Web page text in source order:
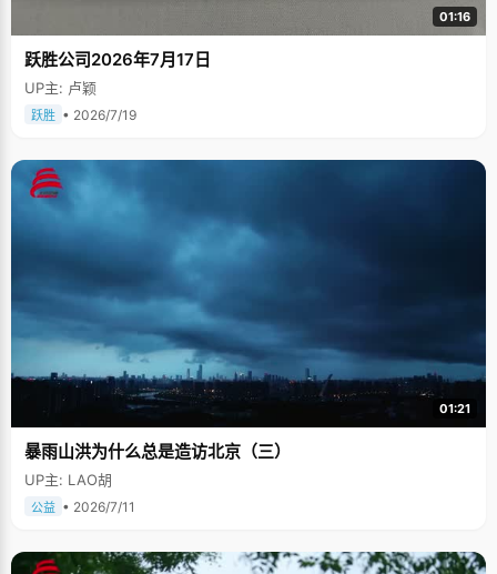
01:16
跃胜公司2026年7月17日
UP主: 卢颖
跃胜 • 2026/7/19
01:21
暴雨山洪为什么总是造访北京（三）
UP主: LAO胡
公益 • 2026/7/11